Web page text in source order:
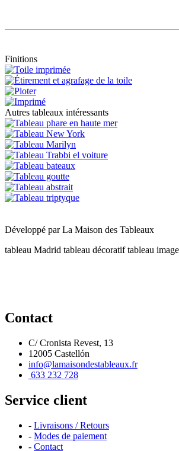
Finitions
Autres tableaux intéressants
Développé parLa Maison des Tableaux
tableau Madrid tableau décoratif tableau image
Contact
C/ Cronista Revest, 13
12005 Castellón
info@lamaisondestableaux.fr
633 232 728
Service client
- Livraisons / Retours
- Modes de paiement
- Contact